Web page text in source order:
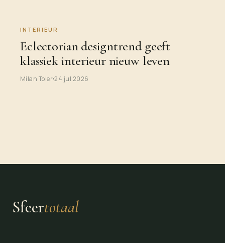
INTERIEUR
Eclectorian designtrend geeft
klassiek interieur nieuw leven
Milan Toler24 jul 2026
Sfeertotaal